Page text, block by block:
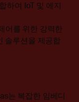
하여 IoT 및 에지
어를 위한 강력한
솔루션을 제공합
는 복잡한 임베디